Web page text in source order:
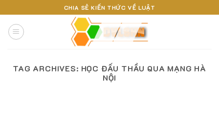
to
content
CHIA SẺ KIẾN THỨC VỀ LUẬT
TAG ARCHIVES: HỌC ĐẤU THẦU QUA MẠNG HÀ
NỘI